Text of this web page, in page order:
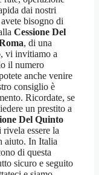
dai nostri
bisogno di
Cessione Del
, di una
vi invitiamo a
il numero
anche venire
consiglio è
Ricordate, se
un prestito a
Del Quinto
rivela essere la
aiuto. In Italia
di questa
sicuro e seguito